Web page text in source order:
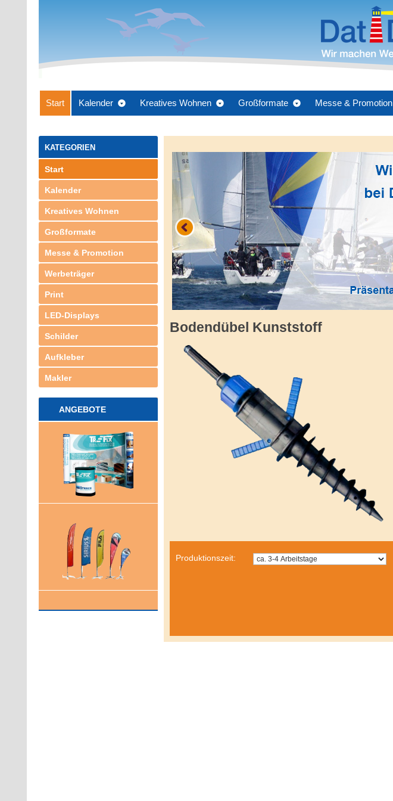
Start Kalender Kreatives Wohnen Großformate Messe & Promotion
KATEGORIEN
Start
Kalender
Kreatives Wohnen
Großformate
Messe & Promotion
Werbeträger
Print
LED-Displays
Schilder
Aufkleber
Makler
ANGEBOTE
1 2
Bodendübel Kunststoff
Produktionszeit: